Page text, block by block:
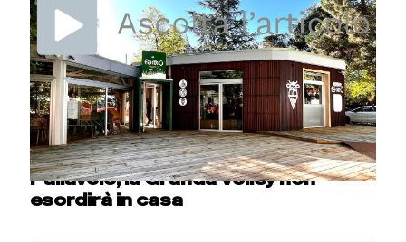
Cuneo
A Cuneo si parla di "Fondazione Crc,
bene comune"
Pallavolo
Pallavolo, la Granda Volley non
esordirà in casa